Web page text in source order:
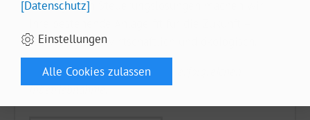
intelligenten Steuerungslösungen machen wir
technologisch, wirtschaftlich und ökologisch.
Von der ersten Analyse bis zur erfolgreichen
Inbetriebnahme.
[Datenschutz]
Einstellungen